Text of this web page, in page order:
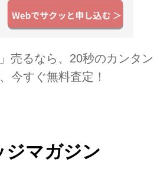
売るなら、20秒のカンタン
今すぐ無料査定！
ジマガジン